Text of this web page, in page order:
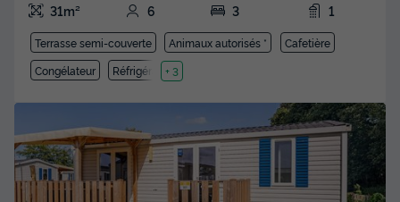
31m² 6 3 1
Terrasse semi-couverte Animaux autorisés *
Cafetière
Congélateur
Réfrigérateur
+ 3